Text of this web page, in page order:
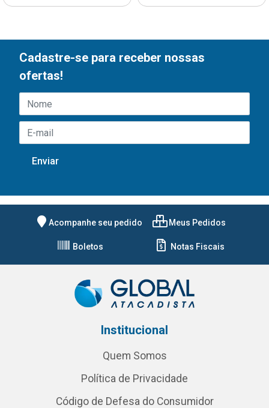
Cadastre-se para receber nossas
ofertas!
Acompanhe seu pedido Meus Pedidos
Boletos Notas Fiscais
Institucional
Quem Somos
Política de Privacidade
Código de Defesa do Consumidor